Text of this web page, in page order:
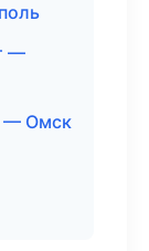
—
— Омск